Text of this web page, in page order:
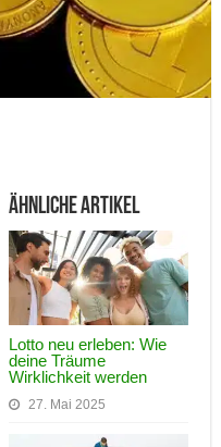
Ähnliche Artikel
Lotto neu erleben: Wie
deine Träume
Wirklichkeit werden
27. Mai 2025